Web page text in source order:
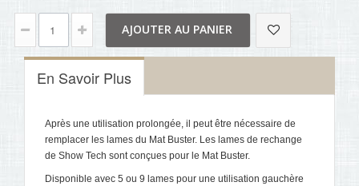
AJOUTER AU PANIER
En Savoir Plus
Après une utilisation prolongée, il peut être nécessaire de
remplacer les lames du Mat Buster. Les lames de rechange
de Show Tech sont conçues pour le Mat Buster.
Disponible avec 5 ou 9 lames pour une utilisation gauchère